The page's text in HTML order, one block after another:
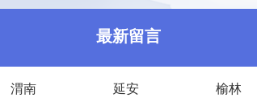
最新留言
渭南 延安 榆林